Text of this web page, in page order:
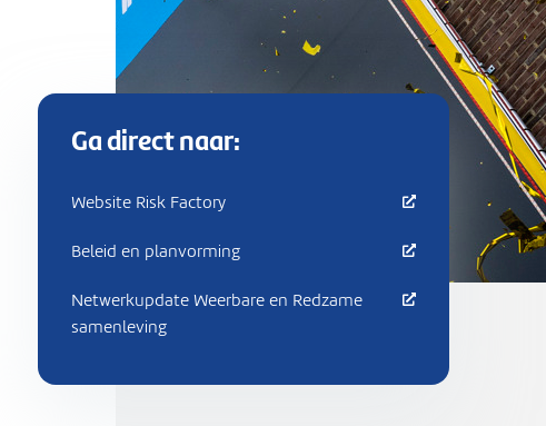
Ga direct naar:
Website Risk Factory
Beleid en planvorming
Netwerkupdate Weerbare en Redzame
samenleving